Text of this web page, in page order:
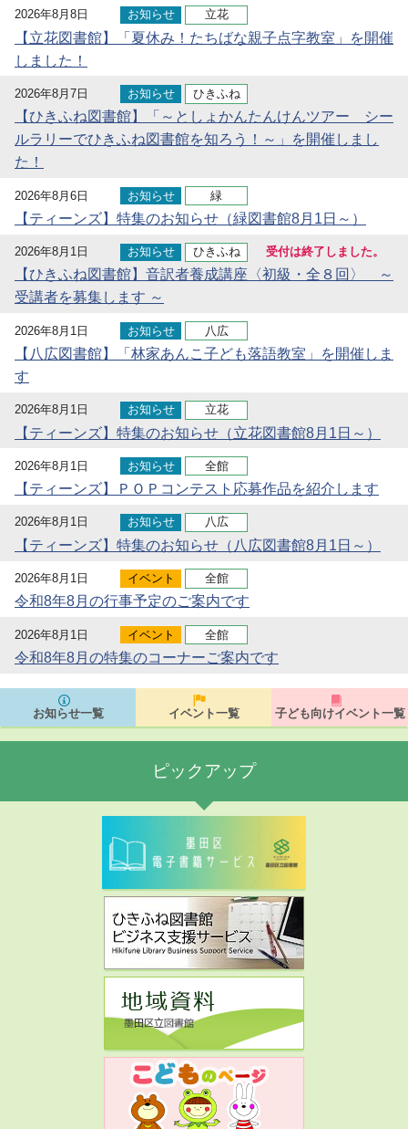
2026年8月8日 お知らせ 立花
【立花図書館】「夏休み！たちばな親子点字教室」を開催
しました！
2026年8月7日 お知らせ ひきふね
【ひきふね図書館】「～としょかんたんけんツアー シー
ルラリーでひきふね図書館を知ろう！～」を開催しまし
た！
2026年8月6日 お知らせ 緑
【ティーンズ】特集のお知らせ（緑図書館8月1日～）
2026年8月1日 お知らせ ひきふね 受付は終了しました。
【ひきふね図書館】音訳者養成講座〈初級・全８回〉 ～
受講者を募集します ～
2026年8月1日 お知らせ 八広
【八広図書館】「林家あんこ子ども落語教室」を開催しま
す
2026年8月1日 お知らせ 立花
【ティーンズ】特集のお知らせ（立花図書館8月1日～）
2026年8月1日 お知らせ 全館
【ティーンズ】ＰＯＰコンテスト応募作品を紹介します
2026年8月1日 お知らせ 八広
【ティーンズ】特集のお知らせ（八広図書館8月1日～）
2026年8月1日 イベント 全館
令和8年8月の行事予定のご案内です
2026年8月1日 イベント 全館
令和8年8月の特集のコーナーご案内です
お知らせ一覧 イベント一覧 子ども向けイベント一覧
ピックアップ